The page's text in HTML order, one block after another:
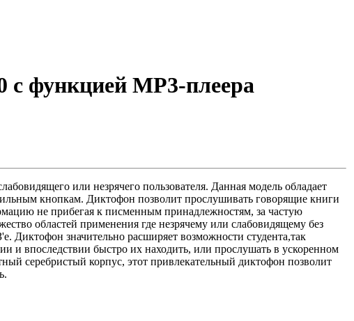
функцией MP3-плеера
или незрячего пользователя. Данная модель обладает
кнопкам. Диктофон позволит прослушивать говорящие книги
не прибегая к писменным принадлежностям, за частую
областей применения где незрячему или слабовидящему без
Диктофон значительно расширяет возможности студента,так
и впоследствии быстро их находить, или прослушать в ускоренном
серебристый корпус, этот привлекательный диктофон позволит